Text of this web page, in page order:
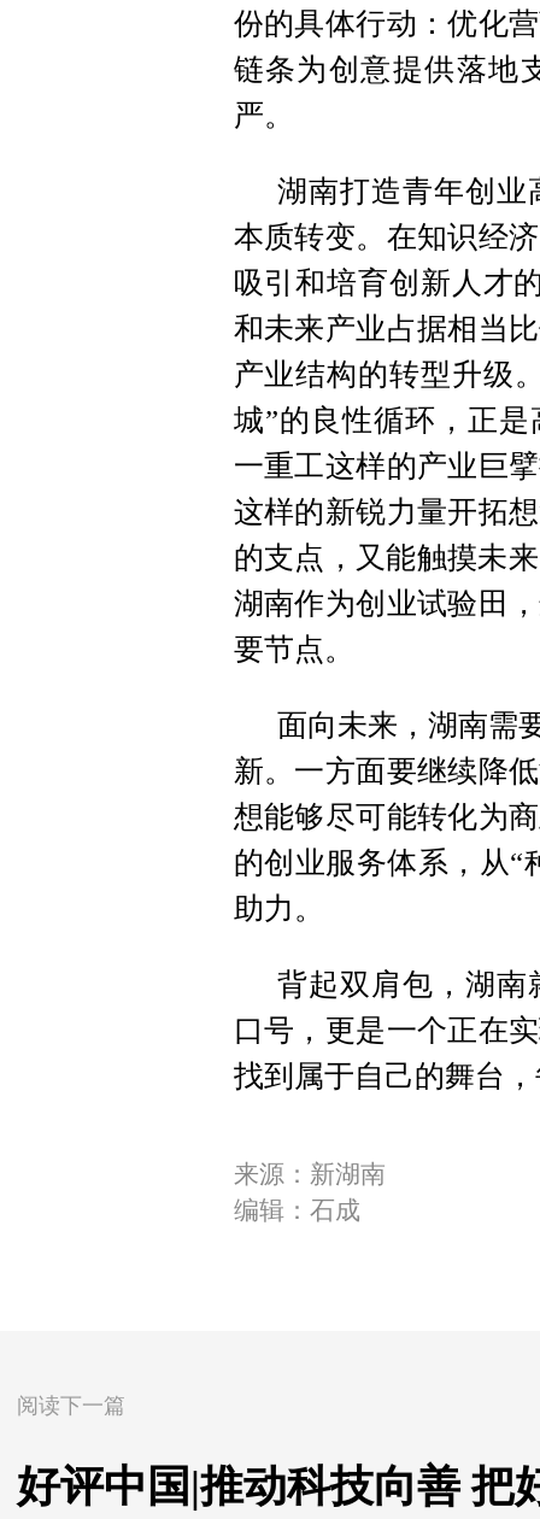
份的具体行动：优化
链条为创意提供落地
严。
湖南打造青年创业
本质转变。在知识经
吸引和培育创新人才
和未来产业占据相当
产业结构的转型升级
城”的良性循环，正
一重工这样的产业巨
这样的新锐力量开拓
的支点，又能触摸未
湖南作为创业试验田
要节点。
面向未来，湖南需
新。一方面要继续降
想能够尽可能转化为
的创业服务体系，从“
助力。
背起双肩包，湖南
口号，更是一个正在
找到属于自己的舞台
来源：新湖南
编辑：石成
阅读下一篇
好评中国|推动科技向善 把